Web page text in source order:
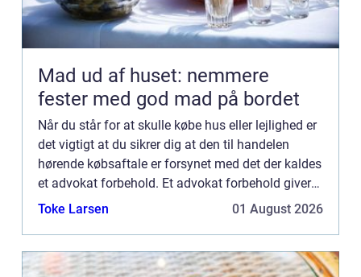
Mad ud af huset: nemmere
fester med god mad på bordet
Når du står for at skulle købe hus eller lejlighed er
det vigtigt at du sikrer dig at den til handelen
hørende købsaftale er forsynet med det der kaldes
et advokat forbehold. Et advokat forbehold giver
dig fjorten dage til at gennemlæse al
Toke Larsen 01 August 2026